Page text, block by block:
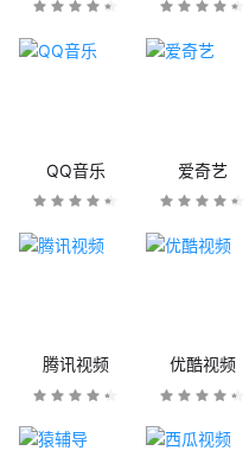
QQ音乐 爱奇艺
腾讯视频 优酷视频